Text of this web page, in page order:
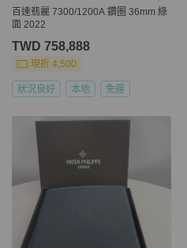
百達翡麗 7300/1200A 鑽圈 36mm 綠
面 2022
TWD 758,888
現折 4,500
狀況良好 本地 免運